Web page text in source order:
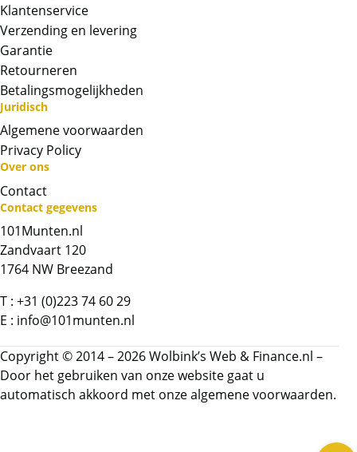
Neem contact op met op!
Chat met ons
Whatsapp ons!
Bel ons
Contactformulier
Klantenservice
Verzending en levering
Garantie
Retourneren
Betalingsmogelijkheden
Juridisch
Algemene voorwaarden
Privacy Policy
Over ons
Contact
Contact gegevens
101Munten.nl
Zandvaart 120
1764 NW Breezand
T : +31 (0)223 74 60 29
E : info@101munten.nl
Copyright © 2014 – 2026 Wolbink’s Web & Finance.nl –
Door het gebruiken van onze website gaat u
automatisch akkoord met onzealgemene voorwaarden.